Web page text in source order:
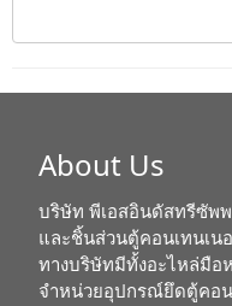
About Us
บริษัท พีเอสอินดัสทรีซัพ
และชิ้นส่วนตู้คอนเทนเน
ทางบริษัทมีทั้งอะไหล่มือ
จำหน่วยอุปกรณ์ยึดตู้คอน